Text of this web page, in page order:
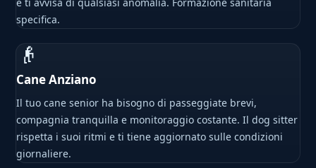
specifica.
👴
Cane Anziano
Il tuo cane senior ha bisogno di passeggiate brevi,
compagnia tranquilla e monitoraggio costante. Il dog sitter
rispetta i suoi ritmi e ti tiene aggiornato sulle condizioni
giornaliere.